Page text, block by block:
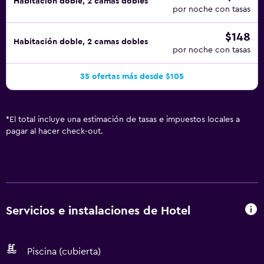
por noche con tasas
Habitación doble, 2 camas dobles $148
por noche con tasas
35 ofertas más desde $105
* El total incluye una estimación de tasas e impuestos locales a
pagar al hacer check-out.
Servicios e instalaciones de Hotel
Piscina (cubierta)